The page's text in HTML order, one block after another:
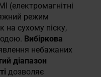
(електромагнітні
режим
на сухому піску,
Вибіркова
небажаних
діапазон
дозволяє